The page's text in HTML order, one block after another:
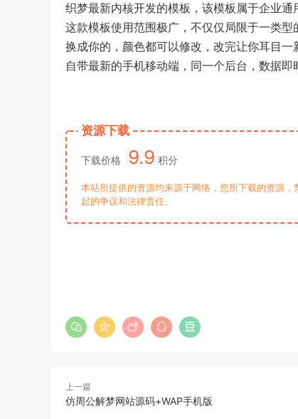
织梦最新内核开发的模板，该模板属于企业通
这款模板使用范围极广，不仅仅局限于一类
换成你的，颜色都可以修改，改完让你耳目一
自带最新的手机移动端，同一个后台，数据即
资源下载
下载价格 9.9 积分
本站所提供的资源均来源于网络，您所下载的资源
起的争议和法律责任。
上一篇
仿周公解梦网站源码+WAP手机版